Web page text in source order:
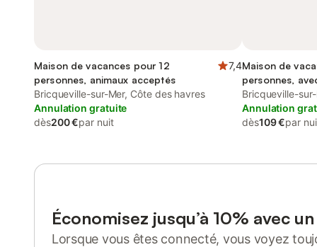
Maison de vacances pour 12
personnes, animaux acceptés
7,4
Bricqueville-sur-Mer, Côte des havres
Annulation gratuite
dès200 €par nuit
Maison de
personnes,
Bricqueville-
Annulation
dès109 €par
Économisez jusqu’à 10% avec
Lorsque vous êtes connecté, vous voyez